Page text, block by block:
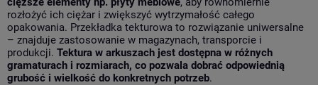
rozłożyć ich ciężar i zwiększyć wytrzymałość całego
opakowania. Przekładka tekturowa to rozwiązanie uniwersalne
– znajduje zastosowanie w magazynach, transporcie i
produkcji. Tektura w arkuszach jest dostępna w różnych
gramaturach i rozmiarach, co pozwala dobrać odpowiednią
grubość i wielkość do konkretnych potrzeb.